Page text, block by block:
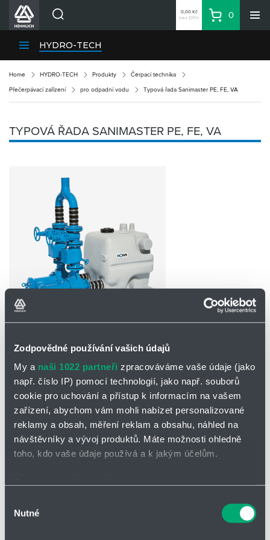
Zodpovědné používání vašich údajů
My a naši 1022 partneři zpracováváme vaše údaje (jako
např. číslo IP) pomocí technologií, jako např. souborů
cookie pro uchování a přístup k informacím na vašem
zařízení, abychom vám mohli nabízet personalizované
reklamy a obsah, měření reklam a obsahu, náhled na
návštěvníky a vývoj produktů. Máte možnosti ohledně
toho, kdo vaše údaje používá a k jakým účelům.
které mohou být přesné na několik metrů
souhlasu
Nutné
Divize HENNLICH
Blog
O firmě
Přihlásit se
Nákupní seznam
Partner Zone
0,00 Kč
bez DPH
Košík
0
HYDRO-TECH
Home HYDRO-TECH Produkty Čerpací technika
Přečerpávací zařízení pro odpadní vodu Typová řada Sanimaster PE, FE, VA
TYPOVÁ ŘADA SANIMASTER PE, FE, VA
POPTAT / ODESLAT DOTAZ
Řada Sanimaster PE/FE/VA
Kompaktní zařízení s jedním nebo dvěma zásobníky a s jedním
nebo dvěma čerpadly
Technické údaje
Připojení výtlaku: